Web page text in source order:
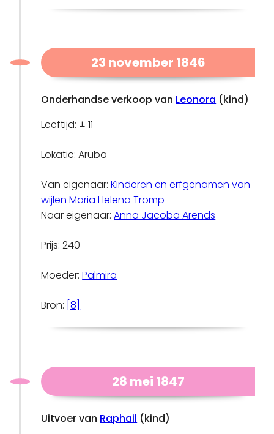
23 november 1846
Onderhandse verkoop van Leonora (kind)
Leeftijd: ± 11
Lokatie: Aruba
Van eigenaar:Kinderen en erfgenamen van
wijlen Maria Helena Tromp
Naar eigenaar:Anna Jacoba Arends
Prijs: 240
Moeder:Palmira
Bron: [8]
28 mei 1847
Uitvoer van Raphail (kind)